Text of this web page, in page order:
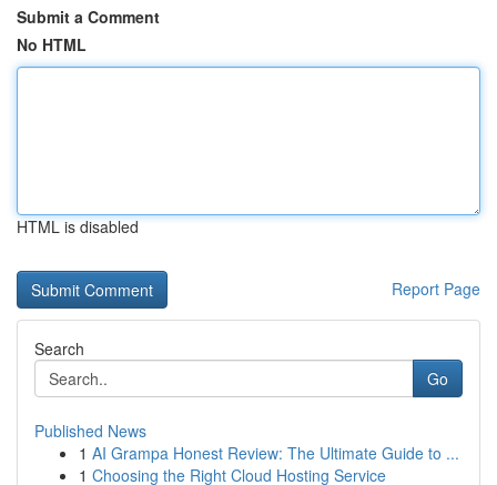
Submit a Comment
No HTML
HTML is disabled
Report Page
Search
Go
Published News
1 AI Grampa Honest Review: The Ultimate Guide to ...
1 Choosing the Right Cloud Hosting Service